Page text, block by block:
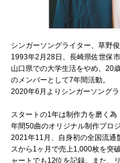
ぶいクラ！by muevo
ぶいコミュ！by muevo
ぶいマガ！ by muevo
Official SNS
シンガーソングライター、草野俊
1993年2月28日、長崎県佐世保
山口県での大学生活をやめ、20
のメンバーとして7年間活動。
2020年6月よりシンガーソング
スタートの1年は制作力を磨く為
年間50曲のオリジナル制作プロ
2021年11月、自身初の全国流通
スから1ヶ月で売上1,000枚を突
ャートでも12位を記録。また、